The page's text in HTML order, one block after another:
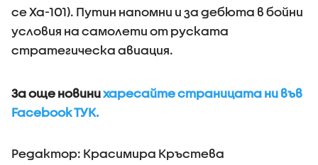
се Ха-101). Путин напомни и за дебюта в бойни
условия на самолети от руската
стратегическа авиация.
За още новинихаресайте страницата ни във
Facebook ТУК.
Редактор: Красимира Кръстева